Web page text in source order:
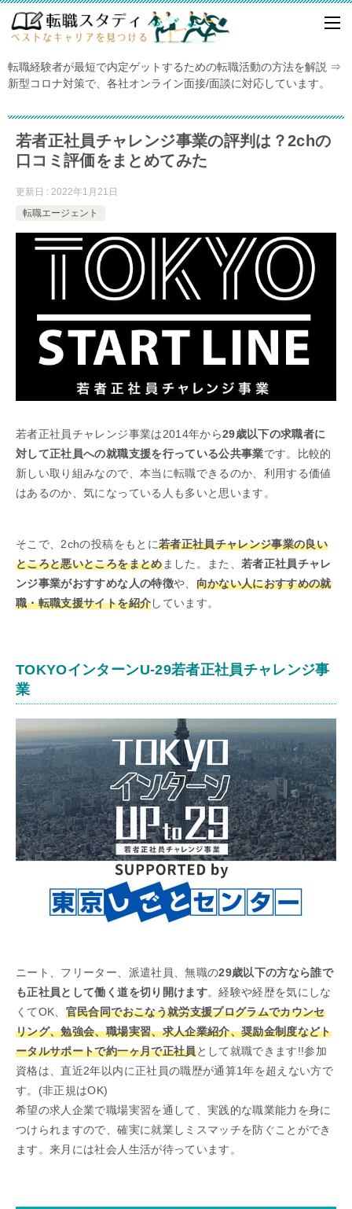
転職経験者が最短で内定ゲットするための転職活動の方法を解説 ⇒
新型コロナ対策で、各社オンライン面接/面談に対応しています。
若者正社員チャレンジ事業の評判は？2chの
口コミ評価をまとめてみた
更新日 : 2022年1月21日
転職エージェント
若者正社員チャレンジ事業は2014年から29歳以下の求職者に
対して正社員への就職支援を行っている公共事業です。比較的
新しい取り組みなので、本当に転職できるのか、利用する価値
はあるのか、気になっている人も多いと思います。
そこで、2chの投稿をもとに若者正社員チャレンジ事業の良い
ところと悪いところをまとめました。また、若者正社員チャレ
ンジ事業がおすすめな人の特徴や、 向かない人におすすめの就
職・転職支援サイトを紹介しています。
TOKYOインターンU-29若者正社員チャレンジ事
業
ニート、フリーター、派遣社員、無職の29歳以下の方なら誰で
も正社員として働く道を切り開けます。経験や経歴を気にしな
くてOK、 官民合同でおこなう就労支援プログラムでカウンセ
リング、勉強会、職場実習、求人企業紹介、奨励金制度などト
ータルサポートで約一ヶ月で正社員として就職できます!!参加
資格は、直近2年以内に正社員の職歴が通算1年を超えない方で
す。(非正規はOK)
希望の求人企業で職場実習を通して、実践的な職業能力を身に
つけられますので、確実に就業しミスマッチを防ぐことができ
ます。来月には社会人生活が待っています。